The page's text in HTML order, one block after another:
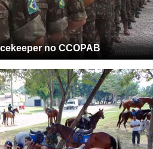
no CCOPAB